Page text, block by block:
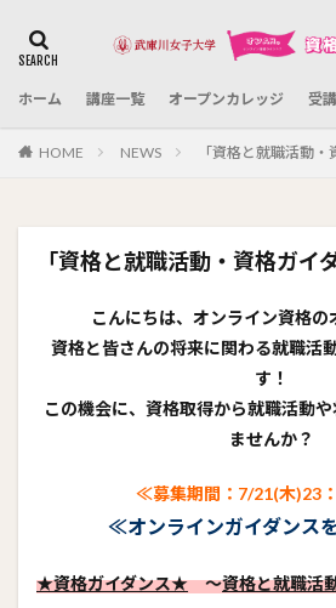
ホーム 講座一覧 オープンカレッジ 受
HOME NEWS 「資格と就職活動
「資格と就職活動・資格ガイ
こんにちは、オンライン資格の
資格と皆さんの将来に関わる就職活
す！
この機会に、資格取得から就職活動
ませんか？
≪募集期間：7/21(木)23
≪オンラインガイダンス
★資格ガイダンス★～資格と就職活
検索